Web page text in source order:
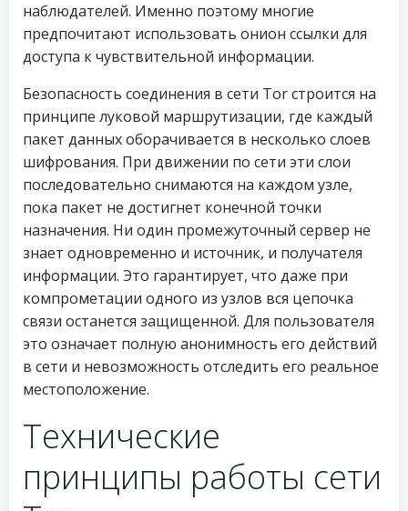
наблюдателей. Именно поэтому многие
предпочитают использовать онион ссылки для
доступа к чувствительной информации.
Безопасность соединения в сети Tor строится на
принципе луковой маршрутизации, где каждый
пакет данных оборачивается в несколько слоев
шифрования. При движении по сети эти слои
последовательно снимаются на каждом узле,
пока пакет не достигнет конечной точки
назначения. Ни один промежуточный сервер не
знает одновременно и источник, и получателя
информации. Это гарантирует, что даже при
компрометации одного из узлов вся цепочка
связи останется защищенной. Для пользователя
это означает полную анонимность его действий
в сети и невозможность отследить его реальное
местоположение.
Технические
принципы работы сети